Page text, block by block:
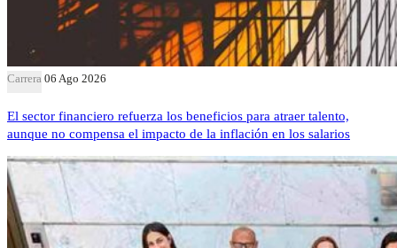
Carrera 06 Ago 2026
El sector financiero refuerza los beneficios para atraer talento,
aunque no compensa el impacto de la inflación en los salarios